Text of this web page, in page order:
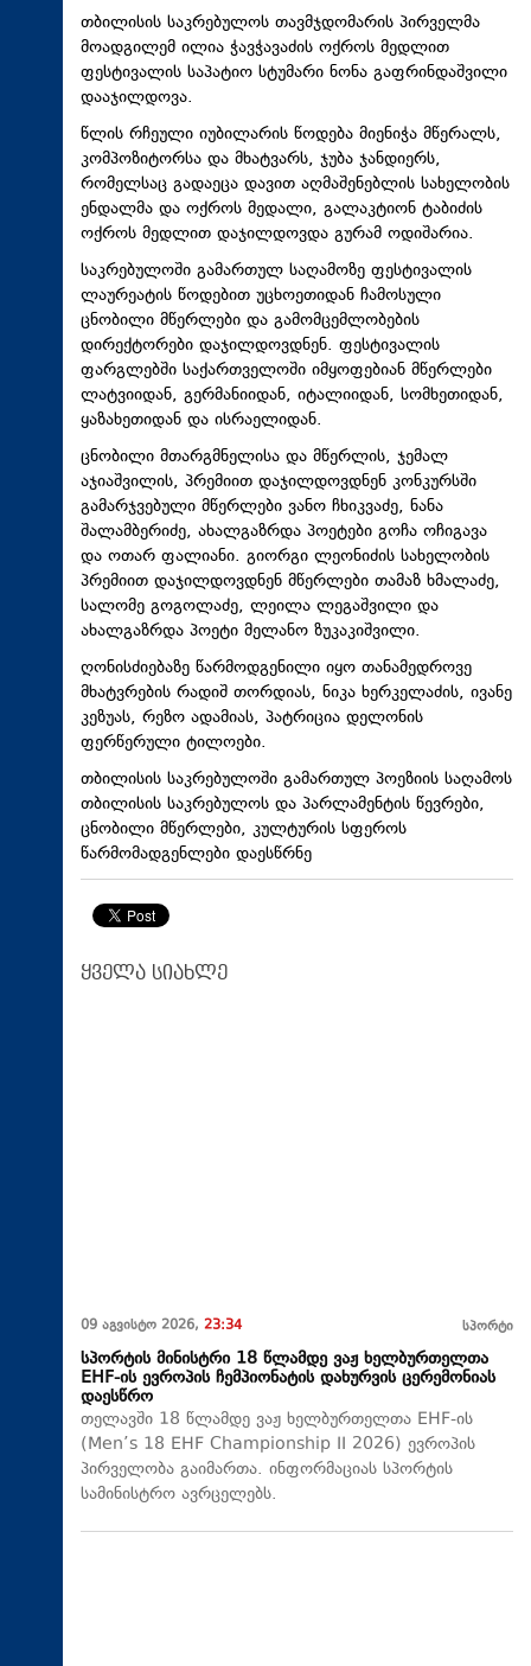
თბილისის საკრებულოს თავმჯდომარის პირველმა
მოადგილემ ილია ჭავჭავაძის ოქროს მედლით
ფესტივალის საპატიო სტუმარი ნონა გაფრინდაშვილი
დააჯილდოვა.
წლის რჩეული იუბილარის წოდება მიენიჭა მწერალს,
კომპოზიტორსა და მხატვარს, ჯუბა ჯანდიერს,
რომელსაც გადაეცა დავით აღმაშენებლის სახელობის
ენდალმა და ოქროს მედალი, გალაკტიონ ტაბიძის
ოქროს მედლით დაჯილდოვდა გურამ ოდიშარია.
საკრებულოში გამართულ საღამოზე ფესტივალის
ლაურეატის წოდებით უცხოეთიდან ჩამოსული
ცნობილი მწერლები და გამომცემლობების
დირექტორები დაჯილდოვდნენ. ფესტივალის
ფარგლებში საქართველოში იმყოფებიან მწერლები
ლატვიიდან, გერმანიიდან, იტალიიდან, სომხეთიდან,
ყაზახეთიდან და ისრაელიდან.
ცნობილი მთარგმნელისა და მწერლის, ჯემალ
აჯიაშვილის, პრემიით დაჯილდოვდნენ კონკურსში
გამარჯვებული მწერლები ვანო ჩხიკვაძე, ნანა
შალამბერიძე, ახალგაზრდა პოეტები გოჩა ოჩიგავა
და ოთარ ფალიანი. გიორგი ლეონიძის სახელობის
პრემიით დაჯილდოვდნენ მწერლები თამაზ ხმალაძე,
სალომე გოგოლაძე, ლეილა ლეგაშვილი და
ახალგაზრდა პოეტი მელანო ზუკაკიშვილი.
ღონისძიებაზე წარმოდგენილი იყო თანამედროვე
მხატვრების რადიშ თორდიას, ნიკა ხერკელაძის, ივანე
კეზუას, რეზო ადამიას, პატრიცია დელონის
ფერწერული ტილოები.
თბილისის საკრებულოში გამართულ პოეზიის საღამოს
თბილისის საკრებულოს და პარლამენტის წევრები,
ცნობილი მწერლები, კულტურის სფეროს
წარმომადგენლები დაესწრნე
ყველა სიახლე
09 აგვისტო 2026, 23:34 სპორტი
სპორტის მინისტრი 18 წლამდე ვაჟ ხელბურთელთა
EHF-ის ევროპის ჩემპიონატის დახურვის ცერემონიას
დაესწრო
თელავში 18 წლამდე ვაჟ ხელბურთელთა EHF-ის
(Men’s 18 EHF Championship II 2026) ევროპის
პირველობა გაიმართა. ინფორმაციას სპორტის
სამინისტრო ავრცელებს.